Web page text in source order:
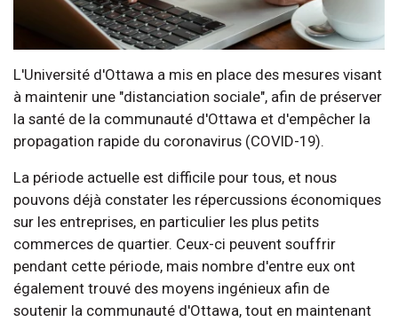
L'Université d'Ottawa a mis en place des mesures visant
à maintenir une "distanciation sociale", afin de préserver
la santé de la communauté d'Ottawa et d'empêcher la
propagation rapide du coronavirus (COVID-19).
La période actuelle est difficile pour tous, et nous
pouvons déjà constater les répercussions économiques
sur les entreprises, en particulier les plus petits
commerces de quartier. Ceux-ci peuvent souffrir
pendant cette période, mais nombre d'entre eux ont
également trouvé des moyens ingénieux afin de
soutenir la communauté d'Ottawa, tout en maintenant